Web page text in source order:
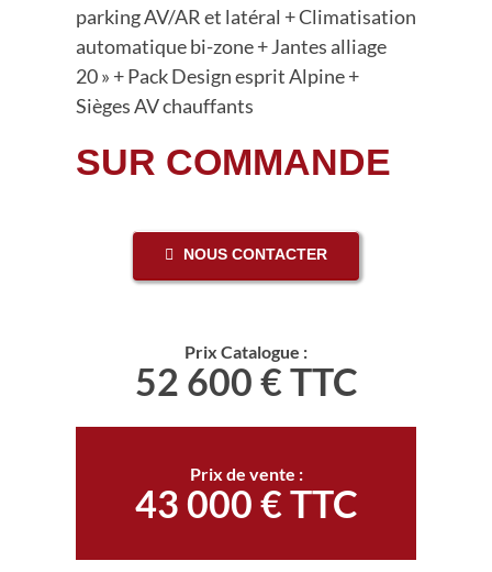
parking AV/AR et latéral + Climatisation
automatique bi-zone + Jantes alliage
20 » + Pack Design esprit Alpine +
Sièges AV chauffants
SUR COMMANDE
NOUS CONTACTER
Prix Catalogue :
52 600 € TTC
Prix de vente :
43 000 € TTC